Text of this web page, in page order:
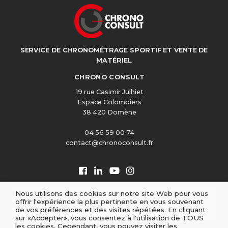
SERVICE DE CHRONOMÉTRAGE SPORTIF ET VENTE DE
MATÉRIEL
CHRONO CONSULT
19 rue Casimir Julhiet
Espace Colombiers
38 420 Domène
04 56 59 00 74
contact@chronoconsult.fr
Nous utilisons des cookies sur notre site Web pour vous
offrir l'expérience la plus pertinente en vous souvenant
de vos préférences et des visites répétées. En cliquant
sur «Accepter», vous consentez à l'utilisation de TOUS
les cookies. Cependant, vous pouvez visiter les